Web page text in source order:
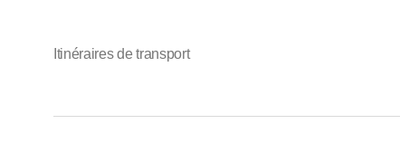
Itinéraires de transport